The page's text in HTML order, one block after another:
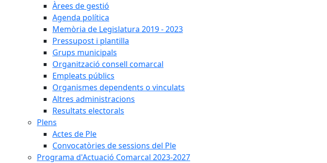
Àrees de gestió
Agenda política
Memòria de Legislatura 2019 - 2023
Pressupost i plantilla
Grups municipals
Organització consell comarcal
Empleats públics
Organismes dependents o vinculats
Altres administracions
Resultats electorals
Plens
Actes de Ple
Convocatòries de sessions del Ple
Programa d'Actuació Comarcal 2023-2027